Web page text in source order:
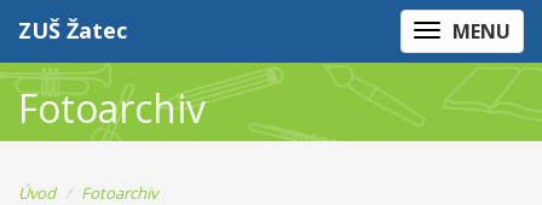
MENU
ZUŠ Žatec
Fotoarchiv
Úvod Fotoarchiv